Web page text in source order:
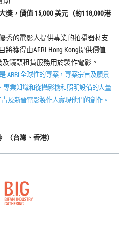
獎，價值 15,000 美元（約118,000港
秀的電影人提供專業的拍攝器材支
將獲得由ARRI Hong Kong提供價值
及鏡頭租賃服務用於製作電影。
ARRI 全球性的專案，專案宗旨及願景
專業知識和從攝影機和照明設備的大量
及新晉電影製作人實現他們的創作。
（台灣、香港）